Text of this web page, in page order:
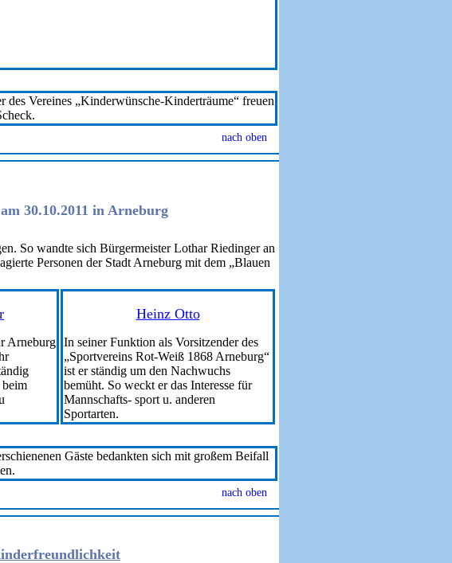
des Vereines „Kinderwünsche-Kinderträume“ freuen
nach oben
am 30.10.2011 in Arneburg
So wandte sich Bürgermeister Lothar Riedinger an
Personen der Stadt Arneburg mit dem „Blauen
Arneburg
Heinz Otto
In seiner Funktion als Vorsitzender des
„Sportvereins Rot-Weiß 1868 Arneburg“
ist er ständig um den Nachwuchs
bemüht. So weckt er das Interesse für
Mannschafts- sport u. anderen
Sportarten.
Gäste bedankten sich mit großem Beifall
nach oben